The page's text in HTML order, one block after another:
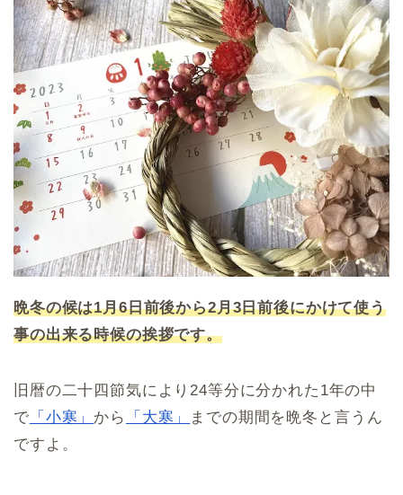
晩冬の候は1月6日前後から2月3日前後にかけて使う
事の出来る時候の挨拶です。
旧暦の二十四節気により24等分に分かれた1年の中
で 「小寒」 から 「大寒」
までの期間を晩冬と言うん
ですよ。